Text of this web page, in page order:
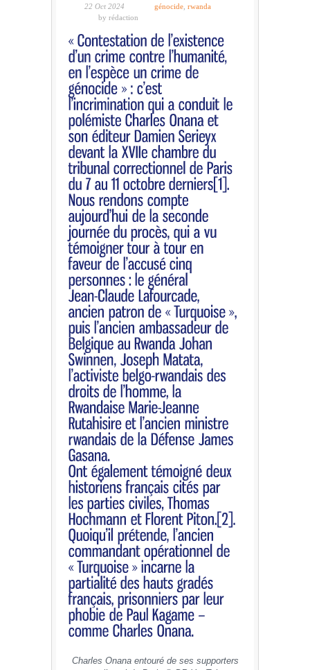
22 Oct 2024 génocide rwanda
by rédaction
Charles Onana entouré de ses supporters